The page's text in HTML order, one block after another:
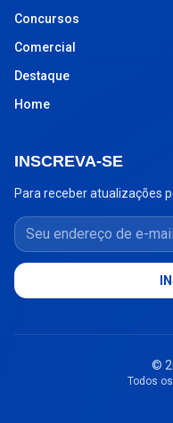
Concursos
Comercial
Destaque
Home
INSCREVA-SE
Para receber atualizações
Seu endereço de e-mail
©
Todos